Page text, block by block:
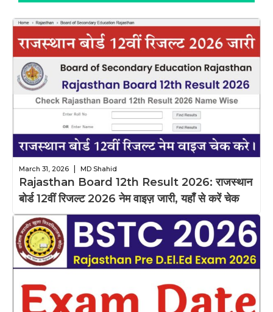
March 31, 2026 MD Shahid
Rajasthan Board 12th Result 2026: राजस्थान
बोर्ड 12वीं रिजल्ट 2026 नेम वाइज़ जारी, यहाँ से करें चेक